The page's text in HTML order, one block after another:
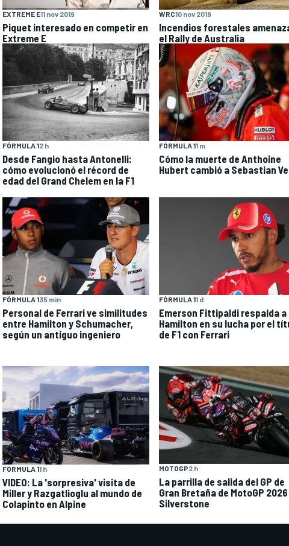
EXTREME E11 nov 2019
Piquet interesado en competir en
Extreme E
WRC10 nov 2019
Incendios forestales
el Rally de Australia
FÓRMULA 12 h
Desde Fangio hasta Antonelli:
cómo evolucionó el récord de
edad del Grand Chelem en la F1
FÓRMULA 11 m
Cómo la muerte de Anthoine
Hubert cambió a Sebastian
FÓRMULA 135 min
Personal de Ferrari ve similitudes
entre Hamilton y Schumacher,
según un antiguo ingeniero
FÓRMULA 11 d
Emerson Fittipaldi respalda a
Hamilton en su lucha por el
de F1 con Ferrari
FÓRMULA 11 h
VIDEO: La 'sorpresiva' visita de
Miller y Razgatlioglu al mundo de
Colapinto en Alpine
MOTOGP2 h
La parrilla de salida del GP de
Gran Bretaña de MotoGP
Silverstone